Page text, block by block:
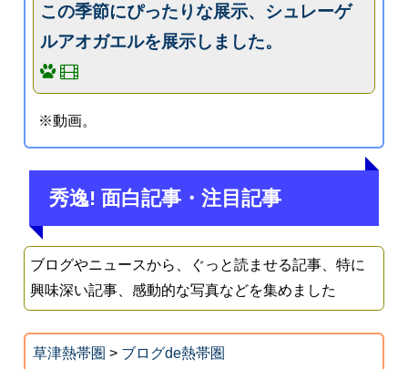
この季節にぴったりな展示、シュレーゲ
ルアオガエルを展示しました。
※動画。
秀逸! 面白記事・注目記事
ブログやニュースから、ぐっと読ませる記事、特に
興味深い記事、感動的な写真などを集めました
草津熱帯圏 > ブログde熱帯圏